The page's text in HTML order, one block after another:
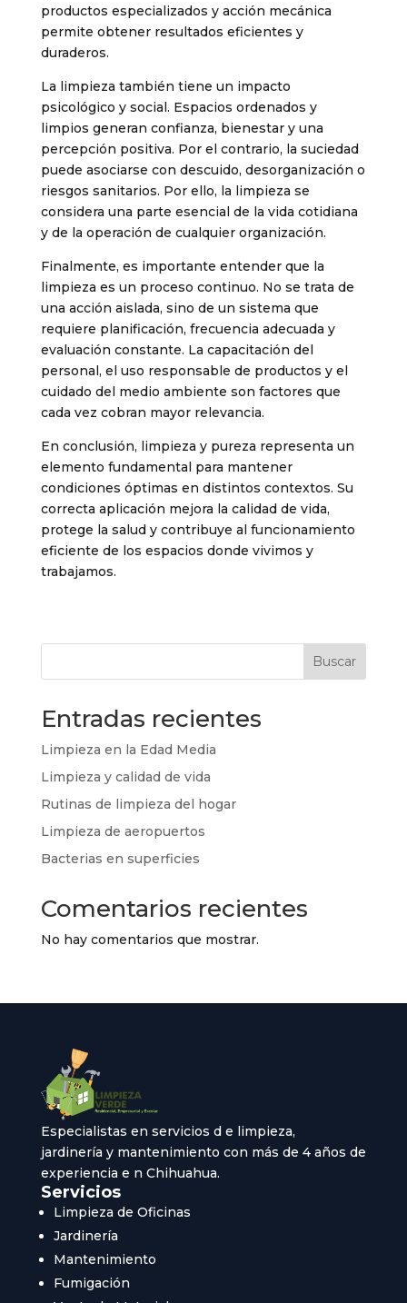
productos especializados y acción mecánica
permite obtener resultados eficientes y
duraderos.
La limpieza también tiene un impacto
psicológico y social. Espacios ordenados y
limpios generan confianza, bienestar y una
percepción positiva. Por el contrario, la suciedad
puede asociarse con descuido, desorganización o
riesgos sanitarios. Por ello, la limpieza se
considera una parte esencial de la vida cotidiana
y de la operación de cualquier organización.
Finalmente, es importante entender que la
limpieza es un proceso continuo. No se trata de
una acción aislada, sino de un sistema que
requiere planificación, frecuencia adecuada y
evaluación constante. La capacitación del
personal, el uso responsable de productos y el
cuidado del medio ambiente son factores que
cada vez cobran mayor relevancia.
En conclusión, limpieza y pureza representa un
elemento fundamental para mantener
condiciones óptimas en distintos contextos. Su
correcta aplicación mejora la calidad de vida,
protege la salud y contribuye al funcionamiento
eficiente de los espacios donde vivimos y
trabajamos.
Buscar
Entradas recientes
Limpieza en la Edad Media
Limpieza y calidad de vida
Rutinas de limpieza del hogar
Limpieza de aeropuertos
Bacterias en superficies
Comentarios recientes
No hay comentarios que mostrar.
Especialistas en servicios d e limpieza,
jardinería y mantenimiento con más de 4 años de
experiencia e n Chihuahua.
Servicios
Limpieza de Oficinas
Jardinería
Mantenimiento
Fumigación